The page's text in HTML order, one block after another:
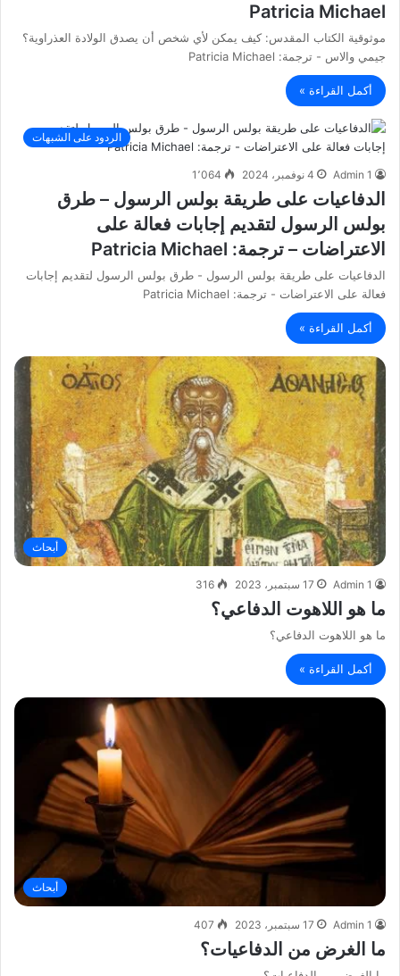
Patricia Michael
موثوقية الكتاب المقدس: كيف يمكن لأي شخص أن يصدق الولادة العذراوية؟
جيمي والاس - ترجمة: Patricia Michael
أكمل القراءة »
الردود على الشبهات
Admin 1 4 نوفمبر، 2024 1٬064
الدفاعيات على طريقة بولس الرسول – طرق
بولس الرسول لتقديم إجابات فعالة على
الاعتراضات – ترجمة: Patricia Michael
الدفاعيات على طريقة بولس الرسول - طرق بولس الرسول لتقديم إجابات
فعالة على الاعتراضات - ترجمة: Patricia Michael
أكمل القراءة »
أبحاث
Admin 1 17 سبتمبر، 2023 316
ما هو اللاهوت الدفاعي؟
ما هو اللاهوت الدفاعي؟
أكمل القراءة »
أبحاث
Admin 1 17 سبتمبر، 2023 407
ما الغرض من الدفاعيات؟